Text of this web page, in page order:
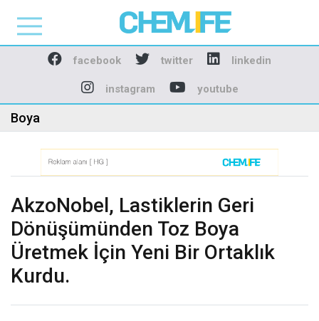
Chemlife - Basılı ve
facebook twitter linkedin
instagram youtube
Boya
AkzoNobel, Lastiklerin Geri
Dönüşümünden Toz Boya
Üretmek İçin Yeni Bir Ortaklık
Kurdu.